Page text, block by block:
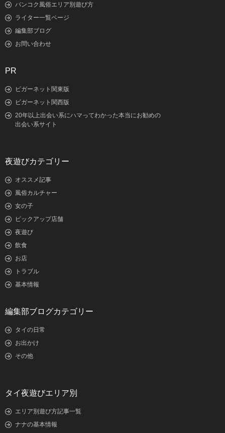
バンコク風俗エリア別遊び方
ライター一覧ページ
編集部ブログ
お問い合わせ
PR
ビガーネット関東版
ビガーネット関西版
20年以上出会い系にハマってわかった本当にお勧めの
出会い系サイト
夜遊びカテゴリー
オススメ記事
風俗カルチャー
女の子
ピックアップ店舗
夜遊び
飲食
お店
トラブル
基本情報
編集部ブログカテゴリー
タイの日常
お出かけ
その他
タイ夜遊びエリア別
エリア別遊び方記事一覧
ナナの基本情報